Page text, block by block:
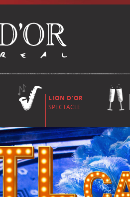
LION D'OR
SPECTACLE